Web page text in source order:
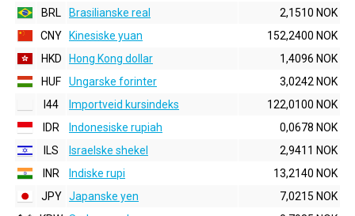
BRL
Brasilianske real
2,1510 NOK
CNY
Kinesiske yuan
152,2400 NOK
HKD
Hong Kong dollar
1,4096 NOK
HUF
Ungarske forinter
3,0242 NOK
I44
Importveid kursindeks
122,0100 NOK
IDR
Indonesiske rupiah
0,0678 NOK
ILS
Israelske shekel
2,9411 NOK
INR
Indiske rupi
13,2140 NOK
JPY Japanske yen
7,0215 NOK